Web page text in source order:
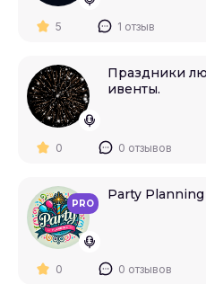
5 1 отзыв
Праздники
ивенты.
0 0 отзывов
PRO
Party Planning
0 0 отзывов